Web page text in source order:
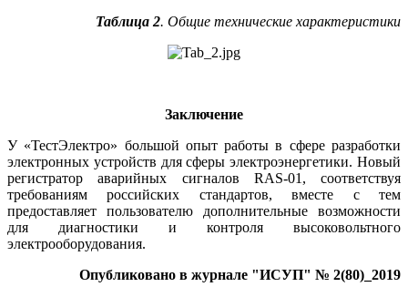
Таблица 2. Общие технические характеристики
Заключение
У «ТестЭлектро» большой опыт работы в сфере разработки
электронных устройств для сферы электроэнергетики. Новый
регистратор аварийных сигналов RAS‑01, соответствуя
требованиям российских стандартов, вместе с тем
предоставляет пользователю дополнительные возможности
для диагностики и контроля высоковольтного
электрооборудования.
Опубликовано в журнале "ИСУП" № 2(80)_2019